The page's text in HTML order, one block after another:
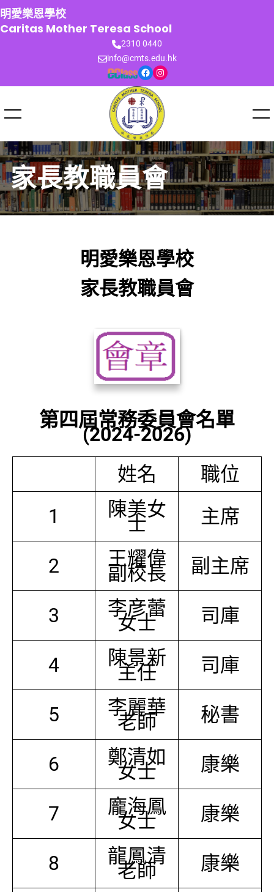
跳
至
主
明愛樂恩學校
Caritas Mother Teresa School
2310 0440
info@cmts.edu.hk
Facebook Instagram
家長教職員會
明愛樂恩學校
家長教職員會
第四屆常務委員會名單
(2024-2026)
姓名
職位
1
陳美女
士 主席
2 王耀偉
副校長 副主席
3 李彦蕾
女士 司庫
4 陳景新
主任 司庫
5 李麗華
老師 秘書
6 鄭清如
女士 康樂
7 龐海鳳
女士 康樂
8 龍鳳清
老師 康樂